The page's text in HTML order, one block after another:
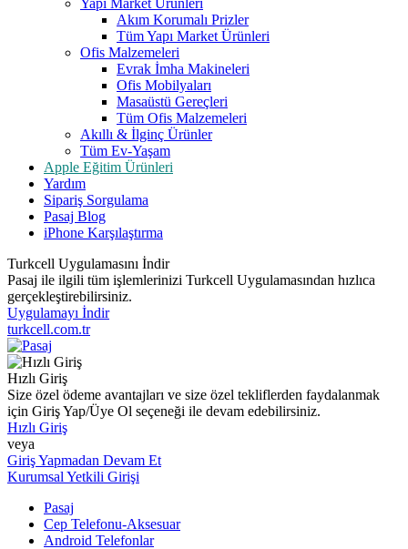
Yapı Market Ürünleri
Akım Korumalı Prizler
Tüm Yapı Market Ürünleri
Ofis Malzemeleri
Evrak İmha Makineleri
Ofis Mobilyaları
Masaüstü Gereçleri
Tüm Ofis Malzemeleri
Akıllı & İlginç Ürünler
Tüm Ev-Yaşam
Apple Eğitim Ürünleri
Yardım
Sipariş Sorgulama
Pasaj Blog
iPhone Karşılaştırma
Turkcell Uygulamasını İndir
Pasaj ile ilgili tüm işlemlerinizi Turkcell Uygulamasından hızlıca
gerçekleştirebilirsiniz.
Uygulamayı İndir
turkcell.com.tr
Hızlı Giriş
Size özel ödeme avantajları ve size özel tekliflerden faydalanmak
için Giriş Yap/Üye Ol seçeneği ile devam edebilirsiniz.
Hızlı Giriş
veya
Giriş Yapmadan Devam Et
Kurumsal Yetkili Girişi
Pasaj
Cep Telefonu-Aksesuar
Android Telefonlar